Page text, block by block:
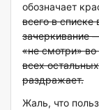
обозначает
всего в
зачеркивание
«не смотри»
всех
раздражает.
Жаль, что